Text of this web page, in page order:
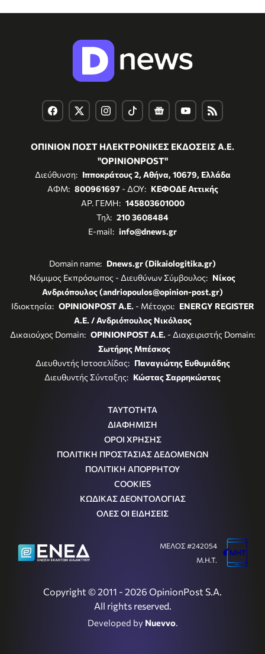
ΟΠΙΝΙΟΝ ΠΟΣΤ ΗΛΕΚΤΡΟΝΙΚΕΣ ΕΚΔΟΣΕΙΣ Α.Ε.
"OPINIONPOST"
Διεύθυνση: Ιπποκράτους 2, Αθήνα, 10679, Ελλάδα
ΑΦΜ: 800961697- ΔΟΥ: ΚΕΦΟΔΕ Αττικής
ΑΡ. ΓΕΜΗ: 145803601000
Τηλ: 210 3608484
E-mail: info@dnews.gr
Domain name: Dnews.gr (Dikaiologitika.gr)
Νόμιμος Εκπρόσωπος - Διευθύνων Σύμβουλος: Νίκος
Ανδριόπουλος (andriopoulos@opinion-post.gr)
Ιδιοκτησία: OPINIONPOST A.E. - Μέτοχοι: ENERGY REGISTER
Α.Ε. / Ανδριόπουλος Νικόλαος
Δικαιούχος Domain: OPINIONPOST A.E. - Διαχειριστής Domain:
Σωτήρης Μπέσκος
Διευθυντής Ιστοσελίδας: Παναγιώτης Ευθυμιάδης
Διευθυντής Σύνταξης: Κώστας Σαρρηκώστας
ΤΑΥΤΟΤΗΤΑ
ΔΙΑΦΗΜΙΣΗ
ΟΡΟΙ ΧΡΗΣΗΣ
ΠΟΛΙΤΙΚΗ ΠΡΟΣΤΑΣΙΑΣ ΔΕΔΟΜΕΝΩΝ
ΠΟΛΙΤΙΚΗ ΑΠΟΡΡΗΤΟΥ
COOKIES
ΚΩΔΙΚΑΣ ΔΕΟΝΤΟΛΟΓΙΑΣ
ΟΛΕΣ ΟΙ ΕΙΔΗΣΕΙΣ
Copyright © 2011 - 2026 OpinionPost S.A.
All rights reserved.
Developed by Nuevvo.
ΜΕΛΟΣ #242054
Μ.Η.Τ.